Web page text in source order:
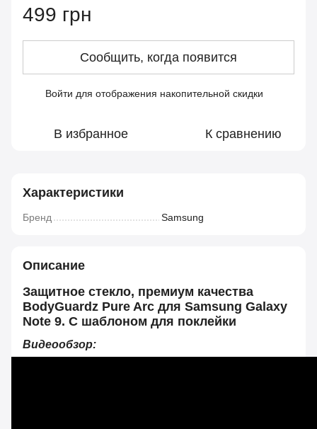
499 грн
Сообщить, когда появится
Войти для отображения накопительной скидки
В избранное К сравнению
Характеристики
Бренд Samsung
Описание
Защитное стекло, премиум качества
BodyGuardz Pure Arc для Samsung Galaxy
Note 9. С шаблоном для поклейки
Видеообзор: